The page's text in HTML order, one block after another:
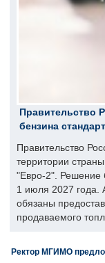
Правительство
бензина
Правительство
территории
"Евро-2". Решение
1 июля 2027 года.
обязаны
продаваемого
Ректор МГИМО